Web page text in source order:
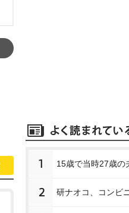
1 15歳で当時27歳の
2 研ナオコ、コンビ